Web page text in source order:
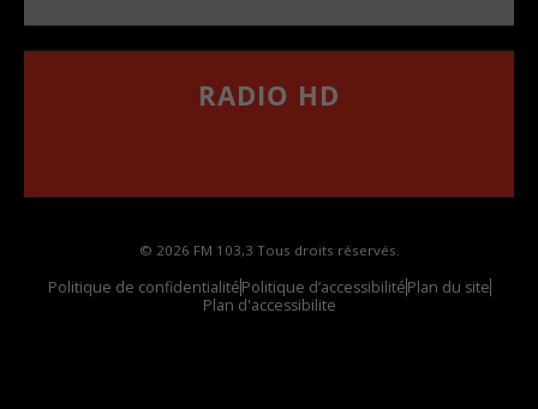
RADIO HD
© 2026 FM 103,3 Tous droits réservés.
Politique de confidentialitéPolitique d’accessibilitéPlan du site
Plan d'accessibilite